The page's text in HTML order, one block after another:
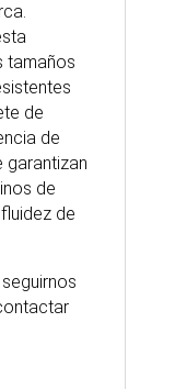
tamaños
de
de
garantizan
de
de